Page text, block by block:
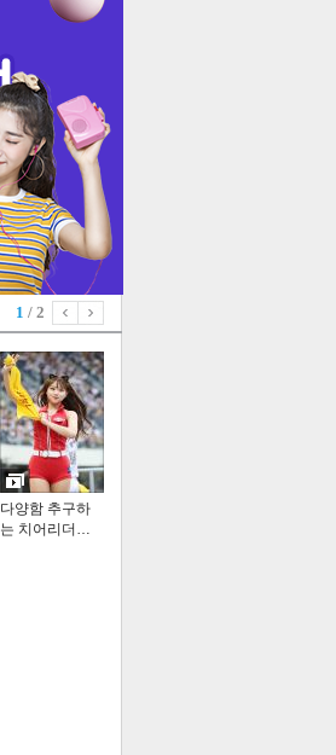
1 / 2
다양함 추구하
는 치어리더…